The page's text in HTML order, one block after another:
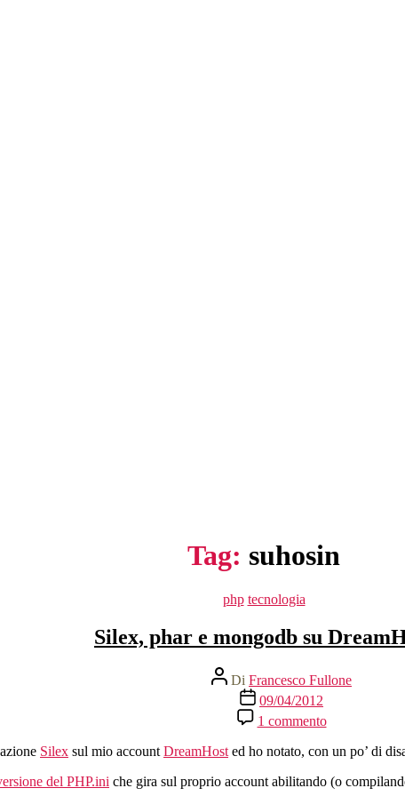
Tag: suhosin
Categorie
php tecnologia
Silex, phar e mongodb su
Autore
articolo
Di Francesco Fullone
Data
dell'articolo
09/04/2012
1 commentosu
Silex,
phar
mongodb
Silex sul mio account DreamHost ed ho notato, con un po’ di
del PHP.ini che gira sul proprio account abilitando (o